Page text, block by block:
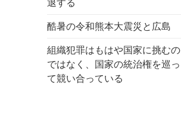
酷暑の令和熊本大震災と広島
組織犯罪はもはや国家に挑むの
ではなく、国家の統治権を巡っ
て競い合っている